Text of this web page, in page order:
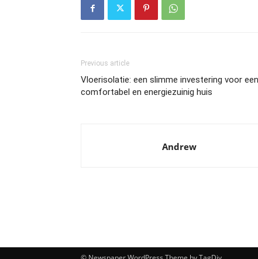
Previous article
Vloerisolatie: een slimme investering voor een
comfortabel en energiezuinig huis
Andrew